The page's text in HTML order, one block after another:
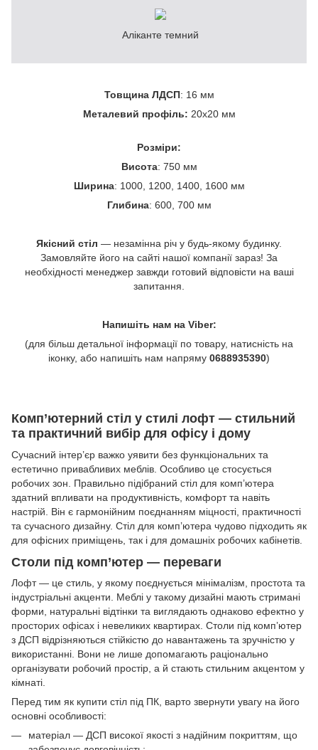
Аліканте темний
Товщина ЛДСП: 16 мм
Металевий профіль: 20х20 мм
Розміри:
Висота: 750 мм
Ширина: 1000, 1200, 1400, 1600 мм
Глибина: 600, 700 мм
Якісний стіл — незамінна річ у будь-якому будинку.
Замовляйте його на сайті нашої компанії зараз! За
необхідності менеджер завжди готовий відповісти на ваші
запитання.
Напишіть нам на Viber:
(для більш детальної інформації по товару, натисність на
іконку, або напишіть нам напряму 0688935390)
Комп’ютерний стіл у стилі лофт — стильний
та практичний вибір для офісу і дому
Сучасний інтер’єр важко уявити без функціональних та
естетично привабливих меблів. Особливо це стосується
робочих зон. Правильно підібраний стіл для комп’ютера
здатний впливати на продуктивність, комфорт та навіть
настрій. Він є гармонійним поєднанням міцності, практичності
та сучасного дизайну. Стіл для комп’ютера чудово підходить як
для офісних приміщень, так і для домашніх робочих кабінетів.
Столи під комп’ютер — переваги
Лофт — це стиль, у якому поєднується мінімалізм, простота та
індустріальні акценти. Меблі у такому дизайні мають стримані
форми, натуральні відтінки та виглядають однаково ефектно у
просторих офісах і невеликих квартирах. Столи під комп’ютер
з ДСП відрізняються стійкістю до навантажень та зручністю у
використанні. Вони не лише допомагають раціонально
організувати робочий простір, а й стають стильним акцентом у
кімнаті.
Перед тим як купити стіл під ПК, варто звернути увагу на його
основні особливості:
матеріал — ДСП високої якості з надійним покриттям, що